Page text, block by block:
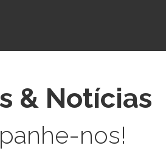
& Notícias
nos!